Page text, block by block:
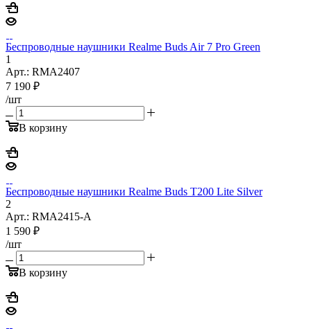
Беспроводные наушники Realme Buds Air 7 Pro Green
1
Арт.: RMA2407
7 190 ₽
/шт
В корзину
Беспроводные наушники Realme Buds T200 Lite Silver
2
Арт.: RMA2415-A
1 590 ₽
/шт
В корзину